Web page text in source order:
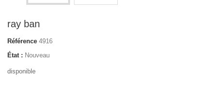
ray ban
Référence 4916
État : Nouveau
disponible